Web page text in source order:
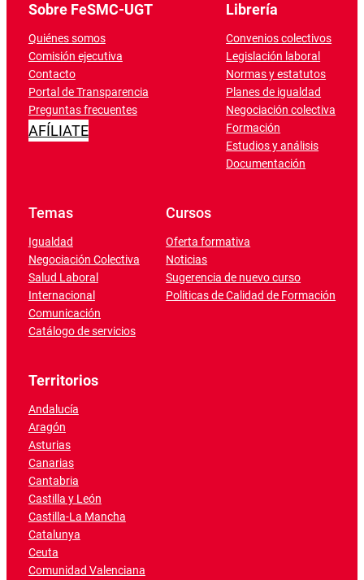
Sobre FeSMC-UGT
Quiénes somos
Comisión ejecutiva
Contacto
Portal de Transparencia
Preguntas frecuentes
AFÍLIATE
Librería
Convenios colectivos
Legislación laboral
Normas y estatutos
Planes de igualdad
Negociación colectiva
Formación
Estudios y análisis
Documentación
Temas
Igualdad
Negociación Colectiva
Salud Laboral
Internacional
Comunicación
Catálogo de servicios
Cursos
Oferta formativa
Noticias
Sugerencia de nuevo curso
Políticas de Calidad de Formación
Territorios
Andalucía
Aragón
Asturias
Canarias
Cantabria
Castilla y León
Castilla-La Mancha
Catalunya
Ceuta
Comunidad Valenciana